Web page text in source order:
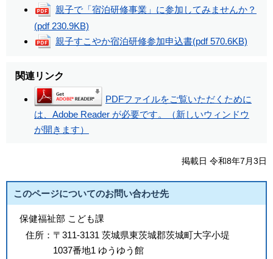
親子で「宿泊研修事業」に参加してみませんか？
(pdf 230.9KB)
親子すこやか宿泊研修参加申込書(pdf 570.6KB)
関連リンク
PDFファイルをご覧いただくために
は、Adobe Reader が必要です。（新しいウィンドウ
が開きます）
掲載日 令和8年7月3日
このページについてのお問い合わせ先
保健福祉部 こども課
住所： 〒311-3131 茨城県東茨城郡茨城町大字小堤
1037番地1 ゆうゆう館